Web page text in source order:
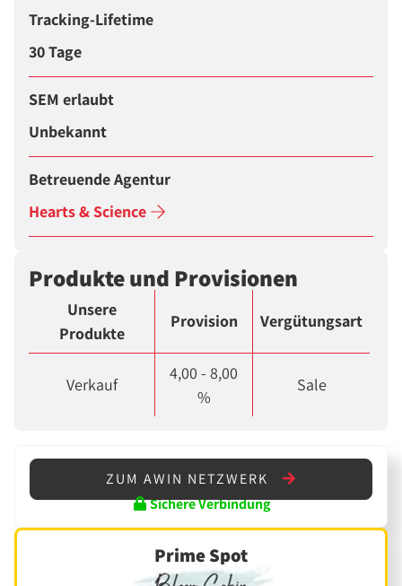
Tracking-Lifetime
30 Tage
SEM erlaubt
Unbekannt
Betreuende Agentur
Hearts & Science
Produkte und Provisionen
Unsere
Produkte
Provision Vergütungsart
Verkauf
4,00 - 8,00
%
Sale
ZUM AWIN NETZWERK
Sichere Verbindung
Prime Spot